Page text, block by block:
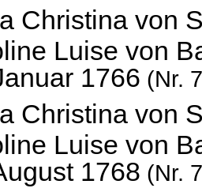
Christina von
Luise von
1766 (Nr.
Christina von
Luise von
1768 (Nr.